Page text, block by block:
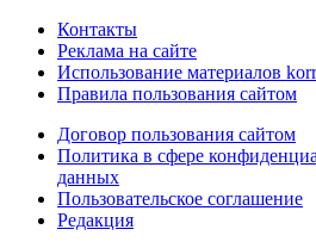
Контакты
Реклама на сайте
Использование материалов
Правила пользования сайтом
Договор пользования сайтом
Политика в сфере
данных
Пользовательское соглашение
Редакция